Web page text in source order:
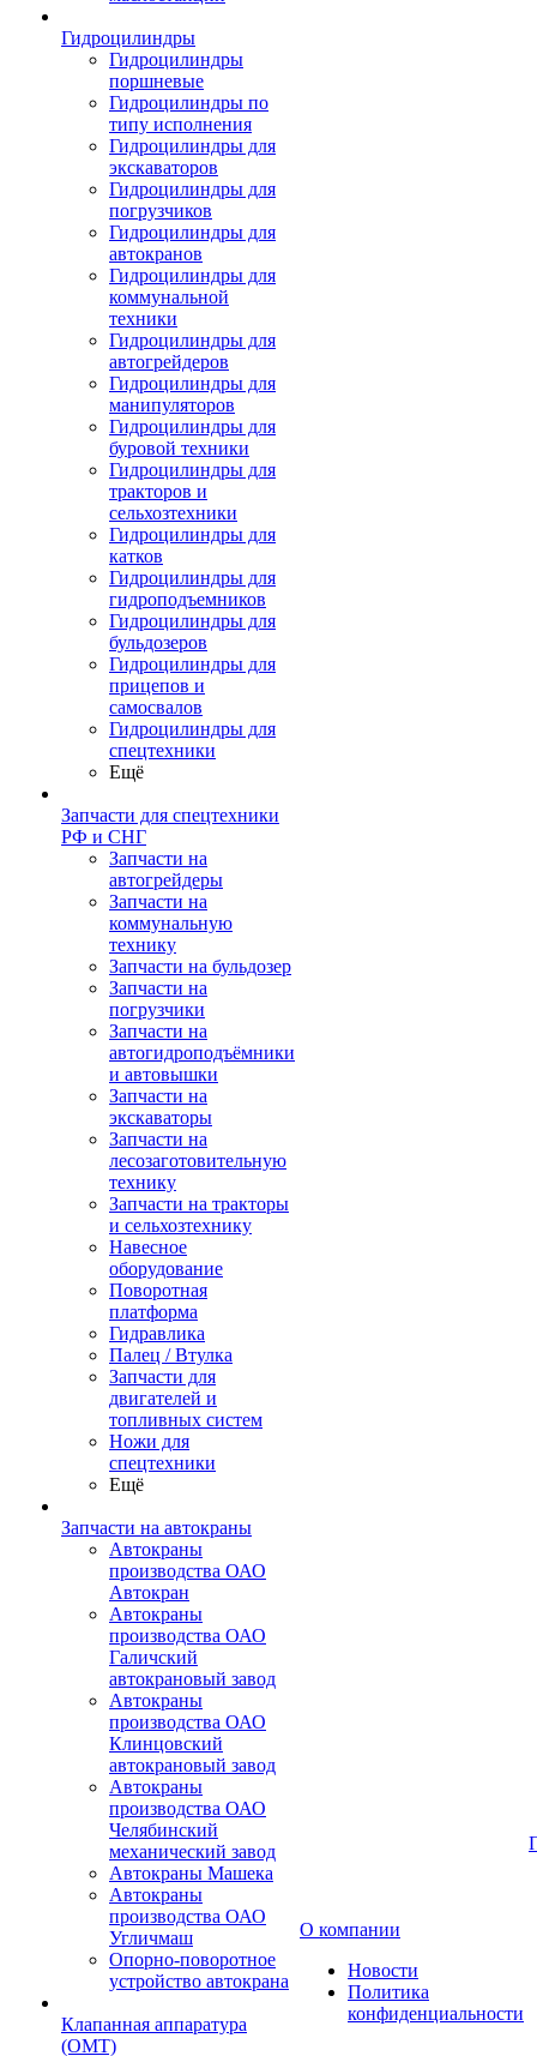
Гидроцилиндры
Гидроцилиндры
поршневые
Гидроцилиндры по
типу исполнения
Гидроцилиндры для
экскаваторов
Гидроцилиндры для
погрузчиков
Гидроцилиндры для
автокранов
Гидроцилиндры для
коммунальной
техники
Гидроцилиндры для
автогрейдеров
Гидроцилиндры для
манипуляторов
Гидроцилиндры для
буровой техники
Гидроцилиндры для
тракторов и
сельхозтехники
Гидроцилиндры для
катков
Гидроцилиндры для
гидроподъемников
Гидроцилиндры для
бульдозеров
Гидроцилиндры для
прицепов и
самосвалов
Гидроцилиндры для
спецтехники
Ещё
Запчасти для спецтехники
РФ и СНГ
Запчасти на
автогрейдеры
Запчасти на
коммунальную
технику
Запчасти на бульдозер
Запчасти на
погрузчики
Запчасти на
автогидроподъёмники
и автовышки
Запчасти на
экскаваторы
Запчасти на
лесозаготовительную
технику
Запчасти на тракторы
и сельхозтехнику
Навесное
оборудование
Поворотная
платформа
Гидравлика
Палец / Втулка
Запчасти для
двигателей и
топливных систем
Ножи для
спецтехники
Ещё
Запчасти на автокраны
Автокраны
производства ОАО
Автокран
Автокраны
производства ОАО
Галичский
автокрановый завод
Автокраны
производства ОАО
Клинцовский
автокрановый завод
Автокраны
производства ОАО
Челябинский
механический завод
Автокраны Машека
Автокраны
производства ОАО
Угличмаш
Опорно-поворотное
устройство автокрана
Клапанная аппаратура
(OMT)
О компании
Новости
Политика
конфиденциальности